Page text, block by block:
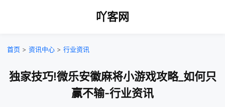
吖客网
首页 > 资讯中心 > 行业资讯
独家技巧!微乐安徽麻将小游戏攻略_如何只
赢不输-行业资讯